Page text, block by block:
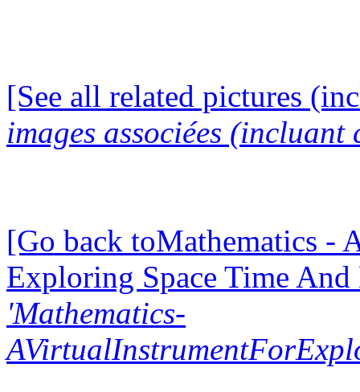
[See all related pictures
images associées (incluant
[Go back toMathematics -
Exploring Space Time
'Mathematics-